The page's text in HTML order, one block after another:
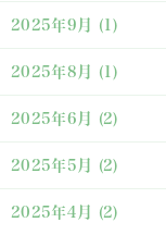
2025年9月 (1)
2025年8月 (1)
2025年6月 (2)
2025年5月 (2)
2025年4月 (2)